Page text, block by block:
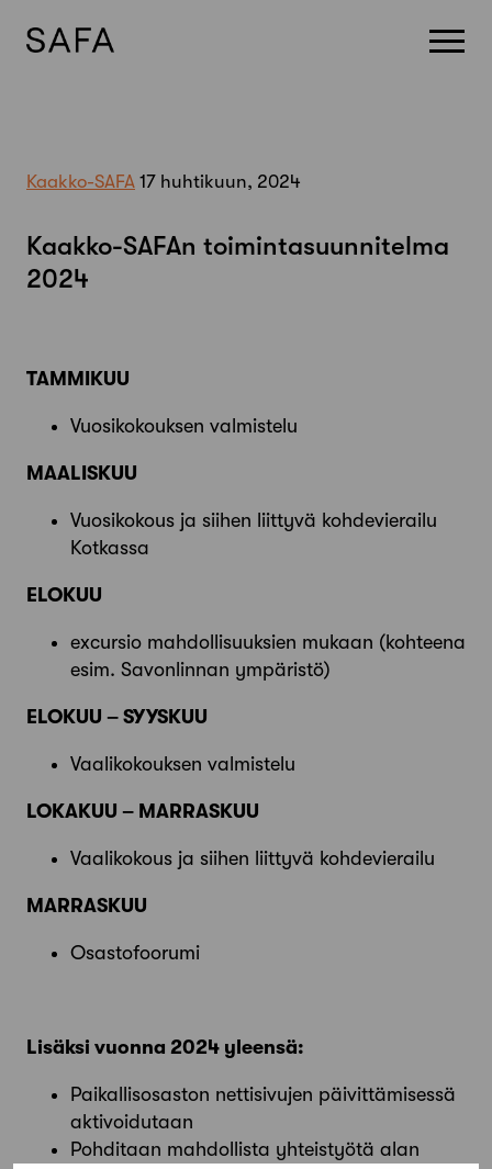
Kaakko-SAFA 17 huhtikuun, 2024
Kaakko-SAFAn toimintasuunnitelma
2024
TAMMIKUU
Vuosikokouksen valmistelu
MAALISKUU
Vuosikokous ja siihen liittyvä kohdevierailu
Kotkassa
ELOKUU
excursio mahdollisuuksien mukaan (kohteena
esim. Savonlinnan ympäristö)
ELOKUU – SYYSKUU
Vaalikokouksen valmistelu
LOKAKUU – MARRASKUU
Vaalikokous ja siihen liittyvä kohdevierailu
MARRASKUU
Osastofoorumi
Lisäksi vuonna 2024 yleensä:
Paikallisosaston nettisivujen päivittämisessä
aktivoidutaan
Pohditaan mahdollista yhteistyötä alan